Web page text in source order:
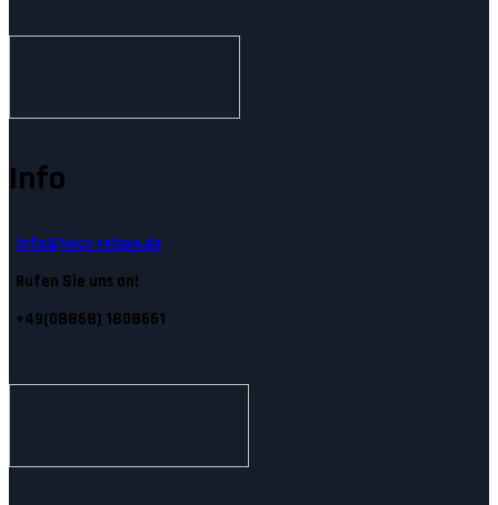
Info
Info@tecs-reisen.de
Rufen Sie uns an!
+49(08868) 1808661